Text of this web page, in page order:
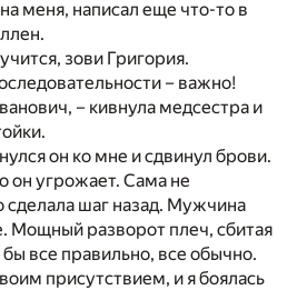
меня, написал еще что-то в
зови Григория.
– важно!
– кивнула медсестра и
он ко мне и сдвинул брови.
он угрожает. Сама не
сделала шаг назад. Мужчина
Мощный разворот плеч, сбитая
все правильно, все обычно.
присутствием, и я боялась